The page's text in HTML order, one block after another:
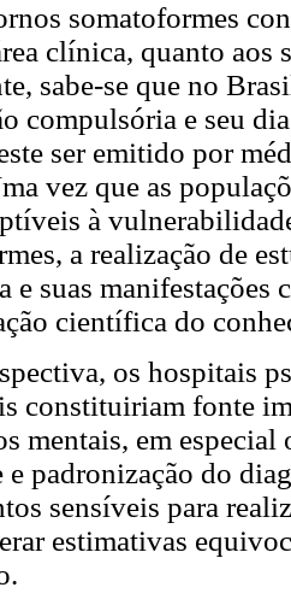
somatoformes
clínica, quanto aos
sabe-se que no
compulsória e seu
ser emitido por
vez que as
à
a realização de
e suas
científica do
os hospitais
constituiriam fonte
mentais, em
e padronização do
sensíveis para
estimativas